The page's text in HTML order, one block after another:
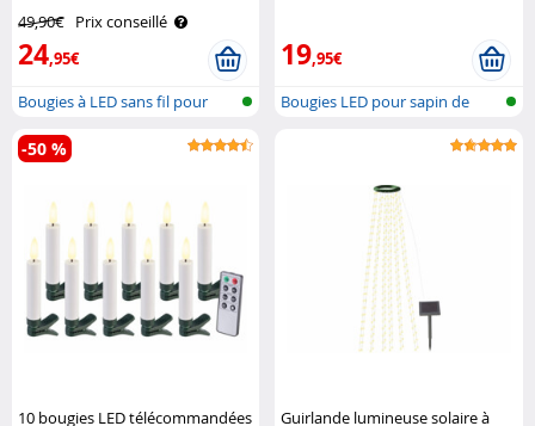
49,90€ Prix conseillé
24,95€
Bougies à LED sans fil pour
sapin d..
19,95€
Bougies LED pour sapin de
10 bougies LED télécommandées
-50 %
Guirlande lumineuse solaire à